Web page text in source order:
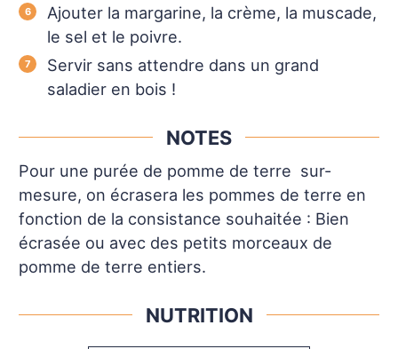
Ajouter la margarine, la crème, la muscade,
le sel et le poivre.
Servir sans attendre dans un grand
saladier en bois !
NOTES
Pour une purée de pomme de terre sur-
mesure, on écrasera les pommes de terre en
fonction de la consistance souhaitée : Bien
écrasée ou avec des petits morceaux de
pomme de terre entiers.
NUTRITION